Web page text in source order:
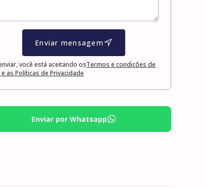
Enviar mensagem
você está aceitando osTermos e condições de
as Políticas de Privacidade
Enviar por Whatsapp